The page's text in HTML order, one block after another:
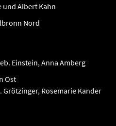
und Albert Kahn
Nord
Einstein, Anna Amberg
Ost
Grötzinger, Rosemarie Kander